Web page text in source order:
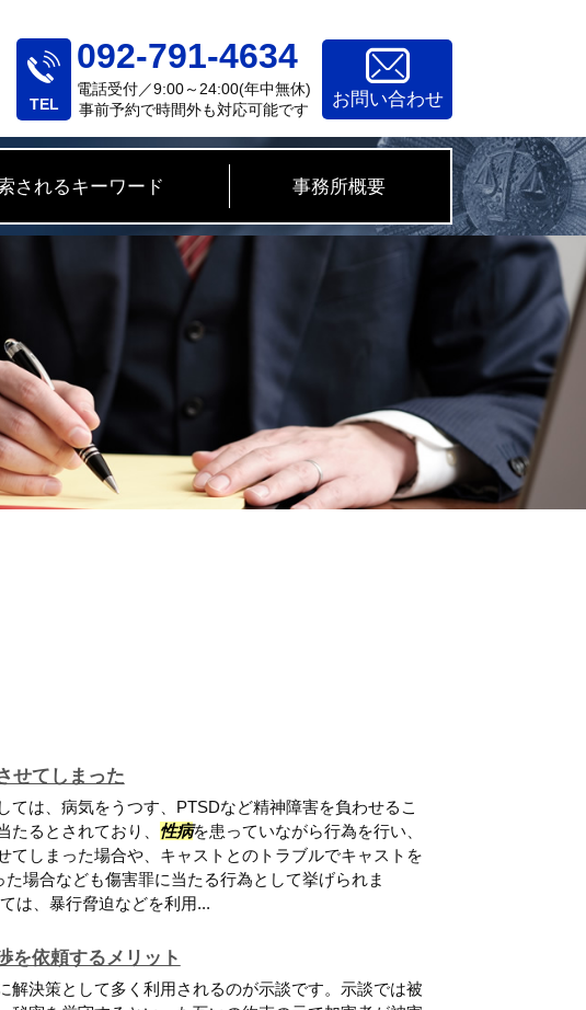
092-791-4634
電話受付／9:00～24:00(年中無休)
事前予約で時間外も対応可能です
お問い合わせ
されるキーワード 事務所概要
せてしまった
ては、病気をうつす、PTSDなど精神障害を負わせるこ
たるとされており、 性病を患っていながら行為を行い、
てしまった場合や、キャストとのトラブルでキャストを
た場合なども傷害罪に当たる行為として挙げられま
は、暴行脅迫などを利用...
を依頼するメリット
解決策として多く利用されるのが示談です。示談では被